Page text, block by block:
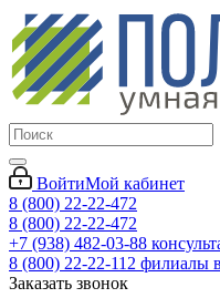
ВойтиМой кабинет
8 (800) 22-22-472
8 (800) 22-22-472
+7 (938) 482-03-88
8 (800) 22-22-112 филиалы
Заказать звонок